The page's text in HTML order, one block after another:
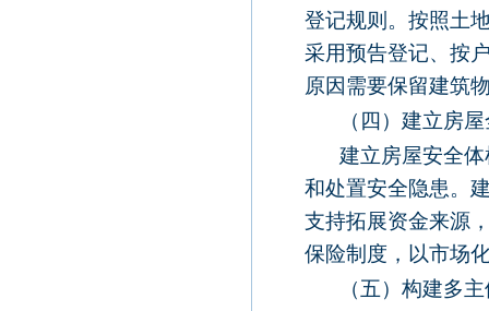
登记规则。按照土
采用预告登记、按
原因需要保留建筑
（四）建立房
建立房屋安全
和处置安全隐患。
支持拓展资金来源
保险制度，以市场
（五）构建多